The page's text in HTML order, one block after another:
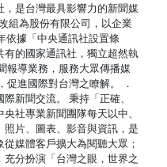
是台灣最具影響力的新聞媒
組為股份有限公司，以企業
依據「中央通訊社設置條
的國家通訊社，獨立超然執
報導業務，服務大眾傳播媒
進國際對台灣之瞭解。 ．
新聞交流。 秉持「正確、
社專業新聞團隊每天以中、
片、圖表、影音與資訊，是
媒體客戶擴大為閱聽大眾；
分扮演「台灣之眼，世界之